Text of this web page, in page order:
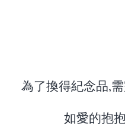
為了換得紀念品,
如愛的抱